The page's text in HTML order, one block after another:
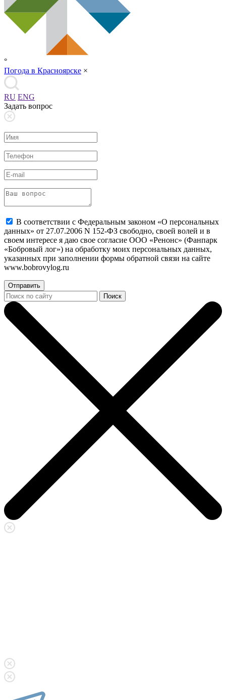
°
Погода в Красноярске ×
RU ENG
Задать вопрос
В соответствии с Федеральным законом «О персональных
данных» от 27.07.2006 N 152-ФЗ свободно, своей волей и в
своем интересе я даю свое согласие ООО «Ренонс» (Фанпарк
«Бобровый лог») на обработку моих персональных данных,
указанных при заполнении формы обратной связи на сайте
www.bobrovylog.ru
Отправить